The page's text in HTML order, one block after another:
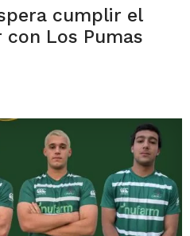
cumplir el
Los Pumas